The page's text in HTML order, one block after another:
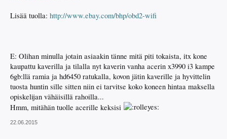
Lisää tuolla: http://www.ebay.com/bhp/obd2-wifi
E: Olihan minulla jotain asiaakin tänne mitä piti tokaista, itx kone
kaupattu kaverilla ja tilalla nyt kaverin vanha acerin x3990 i3 kampe
6gb:llä ramia ja hd6450 ratukalla, kovon jätin kaverille ja hyvittelin
tuosta huntin sille sitten niin ei tarvitse koko koneen hintaa maksella
opiskelijan vähäisillä rahoilla...
Hmm, mitähän tuolle acerille keksisi
22.06.2015